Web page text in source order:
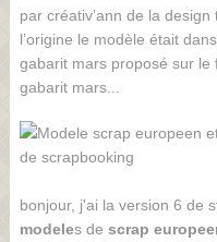
par créativ’ann de la
l’origine le modèle était
gabarit mars proposé sur le
gabarit mars...
bonjour, j'ai la version 6 de
modeles de scrap